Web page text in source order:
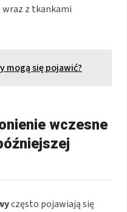
wraz z tkankami
mogą się pojawić?
wczesne
często pojawiają się